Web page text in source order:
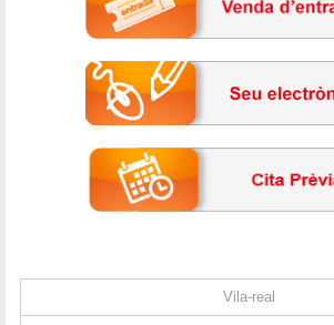
Vila-real